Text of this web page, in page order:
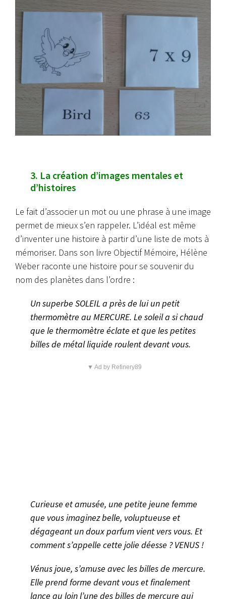
3. La création d’images mentales et
d’histoires
Le fait d’associer un mot ou une phrase à une image
permet de mieux s’en rappeler. L’idéal est même
d’inventer une histoire à partir d’une liste de mots à
mémoriser. Dans son livre Objectif Mémoire, Hélène
Weber raconte une histoire pour se souvenir du
nom des planètes dans l’ordre :
Un superbe SOLEIL a près de lui un petit
thermomètre au MERCURE. Le soleil a si chaud
que le thermomètre éclate et que les petites
billes de métal liquide roulent devant vous.
▼ Ad by Refinery89
Curieuse et amusée, une petite jeune femme
que vous imaginez belle, voluptueuse et
dégageant un doux parfum vient vers vous. Et
comment s’appelle cette jolie déesse ? VENUS !
Vénus joue, s’amuse avec les billes de mercure.
Elle prend forme devant vous et finalement
lance au loin l’une des billes de mercure qui